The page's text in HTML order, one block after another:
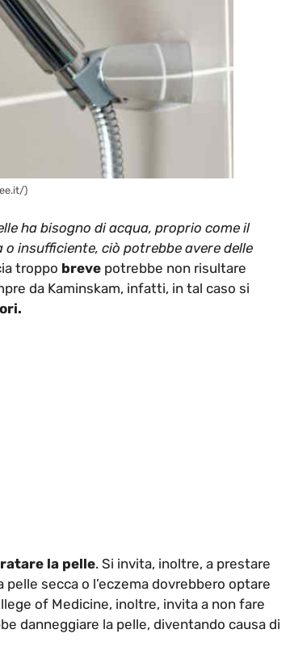
)
ha bisogno di acqua, proprio come il
insufficiente, ciò potrebbe avere delle
troppo breve potrebbe non risultare
da Kaminskam, infatti, in tal caso si
la pelle. Si invita, inoltre, a prestare
pelle secca o l’eczema dovrebbero optare
of Medicine, inoltre, invita a non fare
danneggiare la pelle, diventando causa di